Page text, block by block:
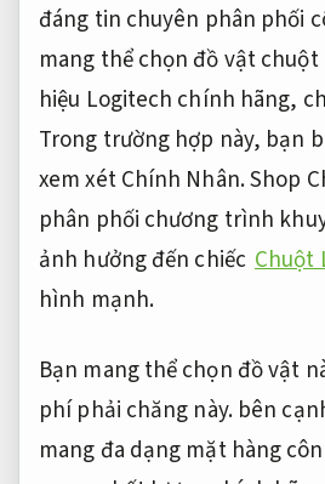
đáng tin chuyên phân phối
mang thể chọn đồ vật
hiệu Logitech chính hãng,
Trong trường hợp này, bạn
xem xét Chính Nhân. Shop
phân phối chương trình
ảnh hưởng đến chiếc Chuột
hình mạnh.
Bạn mang thể chọn đồ vật
phí phải chăng này. bên
mang đa dạng mặt hàng